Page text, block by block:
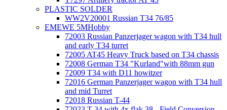
PLASTIC SOLDER
WW2V20001 Russian T34 76/85
EMEWE 5MHobby
72003 Russian Panzerjager wagon with T34 hull
and early T34 turret
72005 AT45 Heavy Truck based on T34 chassis
72008 German T34 "Kurland"with 88mm gun
72009 T34 with D11 howitzer
72016 German Panzerjager wagon with T34 hull
and mid Turret
72018 Russian T-44